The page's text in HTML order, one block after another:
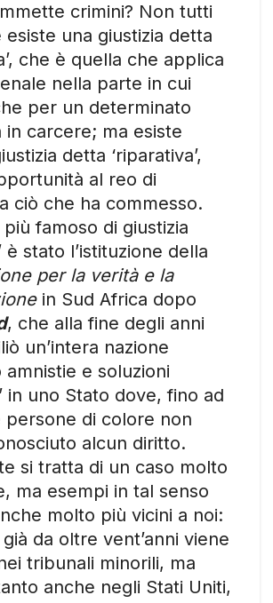
crimini? Non tutti
esiste una giustizia detta
che è quella che applica
nella parte in cui
per un determinato
in carcere; ma esiste
detta ‘riparativa’,
al reo di
ciò che ha commesso.
più famoso di giustizia
è stato l’istituzione della
per la verità e la
in Sud Africa dopo
, che alla fine degli anni
un’intera nazione
e soluzioni
in uno Stato dove, fino ad
persone di colore non
alcun diritto.
si tratta di un caso molto
ma esempi in tal senso
molto più vicini a noi:
da oltre vent’anni viene
tribunali minorili, ma
anche negli Stati Uniti,